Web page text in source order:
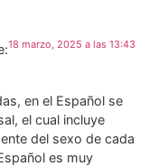
18 marzo, 2025 a las 13:43
en el Español se
el cual incluye
del sexo de cada
es muy